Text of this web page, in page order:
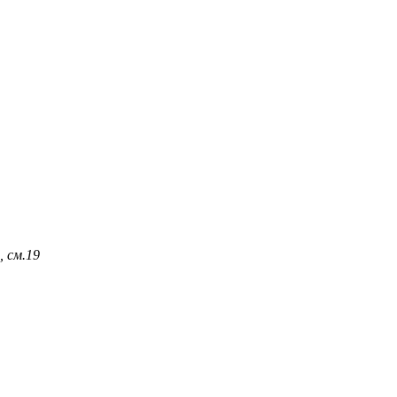
см.19